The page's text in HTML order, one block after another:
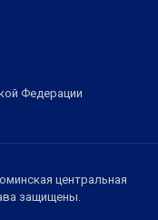
Федерации
центральная
защищены.